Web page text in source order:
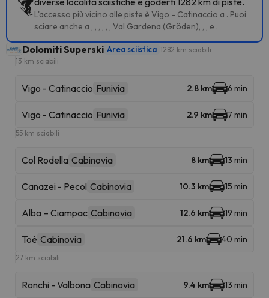
L'accesso più vicino alle piste è Vigo - Catinaccio a . Puoi
sciare anche a , , , , , , Val Gardena (Gröden), , , e .
Dolomiti Superski Area sciistica 1282 km sciabili
13 km sciabili
Vigo - Catinaccio Funivia 2.8 km 6 min
Vigo - Catinaccio Funivia 2.9 km 7 min
55 km sciabili
Col Rodella Cabinovia 8 km 13 min
Canazei - Pecol Cabinovia 10.3 km 15 min
Alba – Ciampac Cabinovia 12.6 km 19 min
Toè Cabinovia 21.6 km 40 min
27 km sciabili
Ronchi - Valbona Cabinovia 9.4 km 13 min